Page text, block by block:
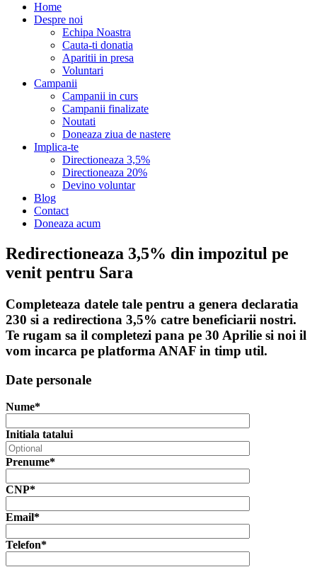
Home
Despre noi
Echipa Noastra
Cauta-ti donatia
Aparitii in presa
Voluntari
Campanii
Campanii in curs
Campanii finalizate
Noutati
Doneaza ziua de nastere
Implica-te
Directioneaza 3,5%
Directioneaza 20%
Devino voluntar
Blog
Contact
Doneaza acum
Redirectioneaza 3,5% din impozitul pe
venit pentru Sara
Completeaza datele tale pentru a genera declaratia
230 si a redirectiona 3,5% catre beneficiarii nostri.
Te rugam sa il completezi pana pe 30 Aprilie si noi il
vom incarca pe platforma ANAF in timp util.
Date personale
Nume*
Initiala tatalui
Prenume*
CNP*
Email*
Telefon*